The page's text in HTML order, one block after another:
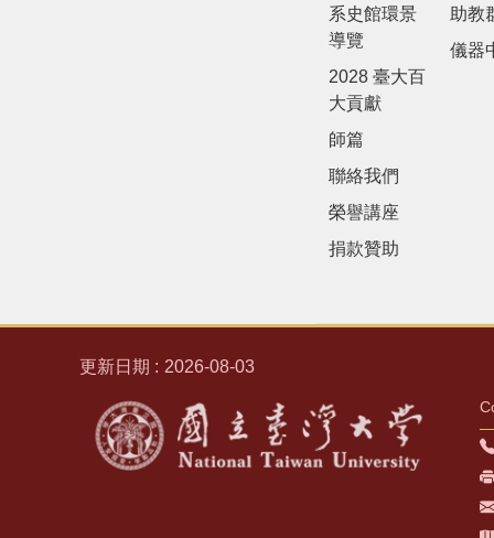
系史館環景
導覽
2028 臺大百
大貢獻
師篇
聯絡我們
榮譽講座
捐款贊助
助教
儀器
更新日期 2026-08-03